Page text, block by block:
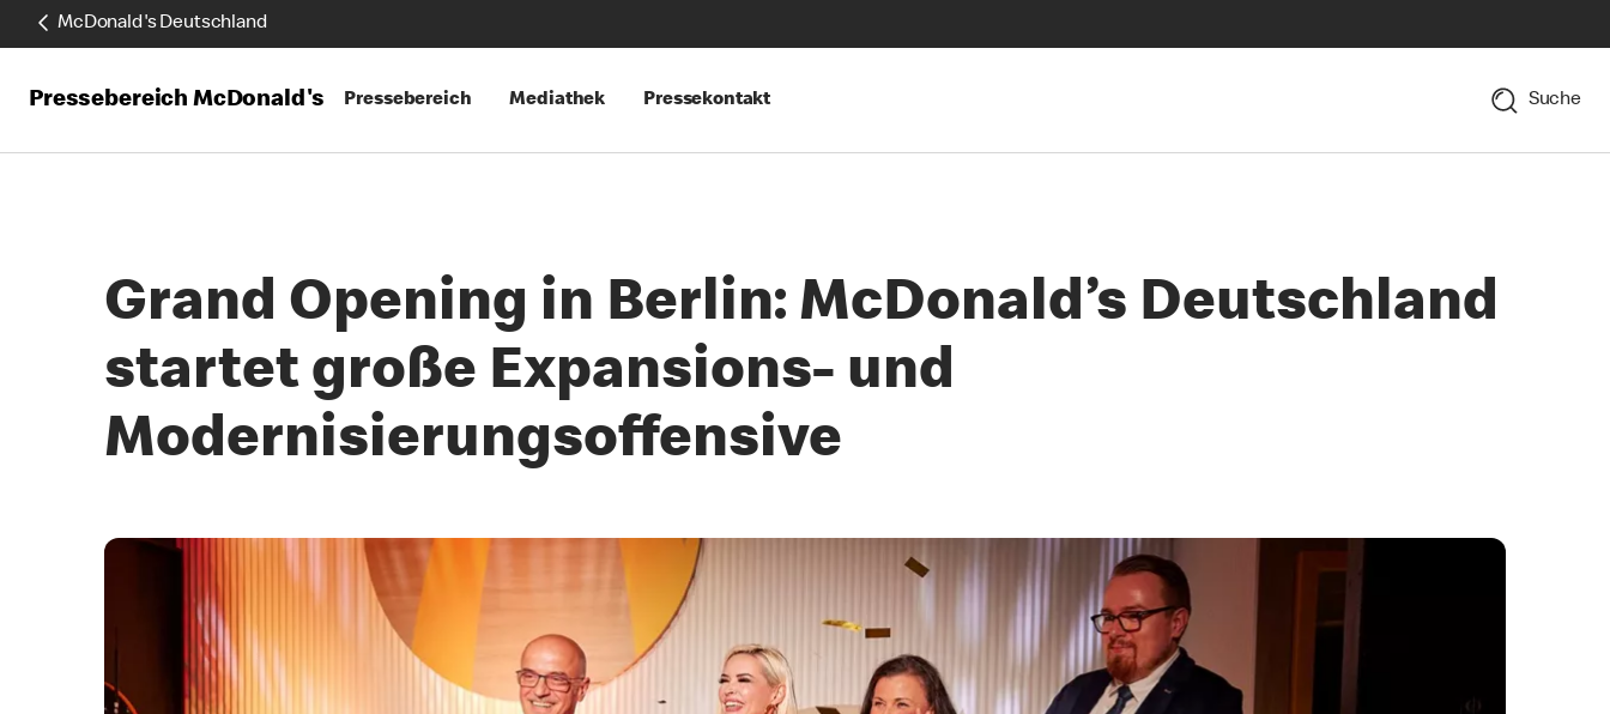
McDonald's Deutschland
Pressebereich McDonald's Pressebereich Mediathek Pressekontakt Suche
Grand Opening in Berlin: McDonald’s Deutschland
startet große Expansions- und
Modernisierungsoffensive